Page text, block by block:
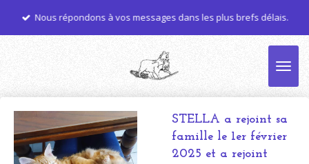
Passer Nous répondons à vos messages dans les plus brefs délais.
STELLA a rejoint sa
famille le 1er février
2025 et a rejoint